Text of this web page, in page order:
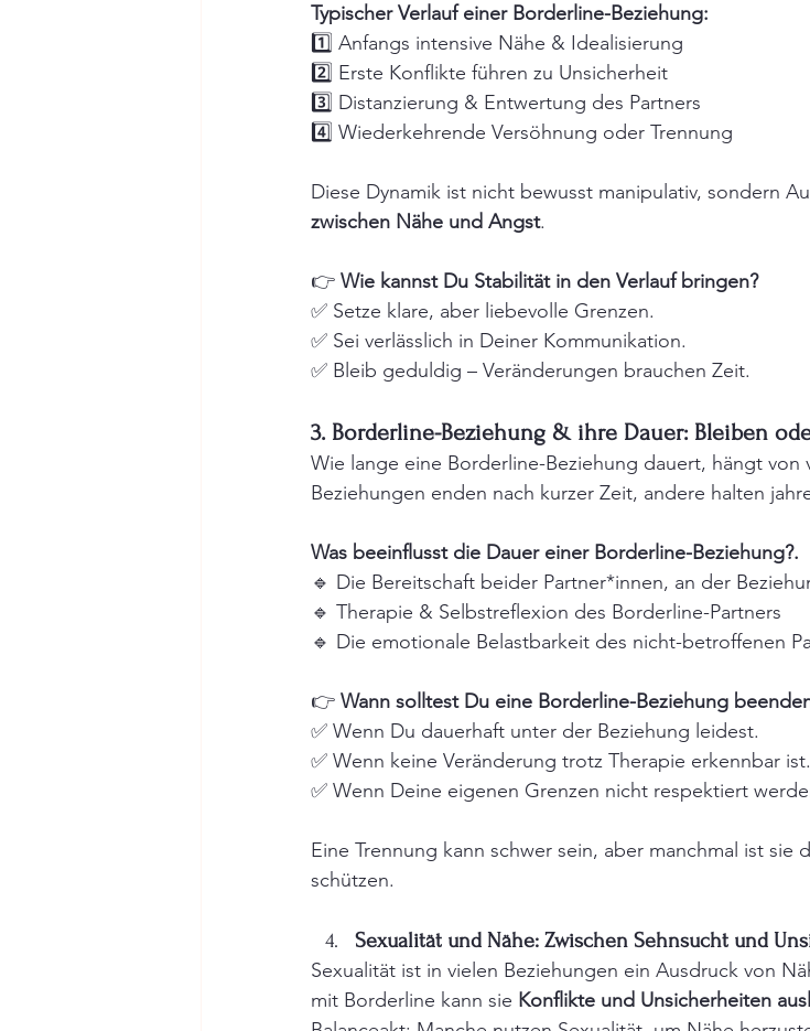
Typischer Verlauf einer Borderline-Beziehung:
1️⃣ Anfangs intensive Nähe & Idealisierung
2️⃣ Erste Konflikte führen zu Unsicherheit
3️⃣ Distanzierung & Entwertung des Partners
4️⃣ Wiederkehrende Versöhnung oder Trennung
Diese Dynamik ist nicht bewusst manipulativ, sondern
zwischen Nähe und Angst.
👉 Wie kannst Du Stabilität in den Verlauf bringen?
✅ Setze klare, aber liebevolle Grenzen.
✅ Sei verlässlich in Deiner Kommunikation.
✅ Bleib geduldig – Veränderungen brauchen Zeit.
3. Borderline-Beziehung & ihre Dauer: Bleiben
Wie lange eine Borderline-Beziehung dauert, hängt von
Beziehungen enden nach kurzer Zeit, andere halten
Was beeinflusst die Dauer einer Borderline-Beziehung?.
🔹 Die Bereitschaft beider Partner*innen, an der
🔹 Therapie & Selbstreflexion des Borderline-Partners
🔹 Die emotionale Belastbarkeit des nicht-betroffenen
👉 Wann solltest Du eine Borderline-Beziehung
✅ Wenn Du dauerhaft unter der Beziehung leidest.
✅ Wenn keine Veränderung trotz Therapie erkennbar ist.
✅ Wenn Deine eigenen Grenzen nicht respektiert
Eine Trennung kann schwer sein, aber manchmal ist sie
schützen.
Sexualität und Nähe: Zwischen Sehnsucht und
Sexualität ist in vielen Beziehungen ein Ausdruck von
mit Borderline kann sie Konflikte und Unsicherheiten